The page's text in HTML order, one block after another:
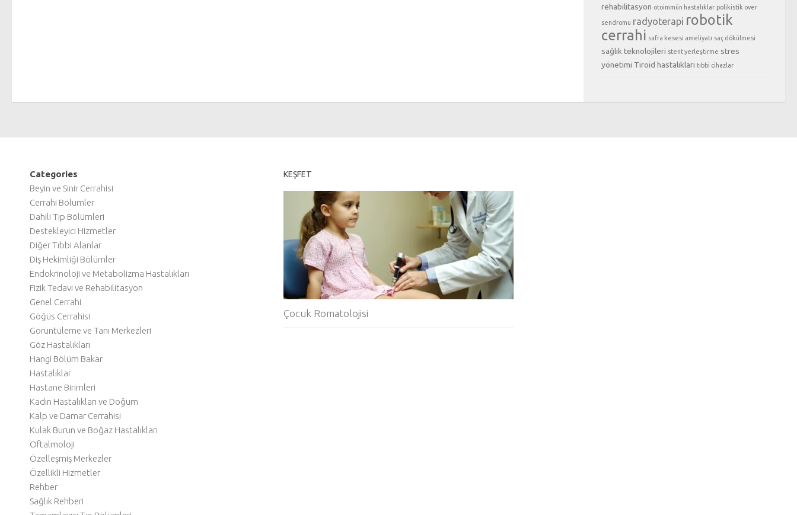
rehabilitasyon otoimmün hastalıklar polikistik over
sendromu radyoterapi robotik
cerrahi safra kesesi ameliyatı saç dökülmesi
sağlık teknolojileri stent yerleştirme stres
yönetimi Tiroid hastalıkları tıbbi cihazlar
Categories
Beyin ve Sinir Cerrahisi
Cerrahi Bölümler
Dahili Tıp Bölümleri
Destekleyici Hizmetler
Diğer Tıbbi Alanlar
Diş Hekimliği Bölümler
Endokrinoloji ve Metabolizma Hastalıkları
Fizik Tedavi ve Rehabilitasyon
Genel Cerrahi
Göğüs Cerrahisi
Görüntüleme ve Tanı Merkezleri
Göz Hastalıkları
Hangi Bölüm Bakar
Hastalıklar
Hastane Birimleri
Kadın Hastalıkları ve Doğum
Kalp ve Damar Cerrahisi
Kulak Burun ve Boğaz Hastalıkları
Oftalmoloji
Özelleşmiş Merkezler
Özellikli Hizmetler
Rehber
Sağlık Rehberi
KEŞFET
Çocuk Romatolojisi